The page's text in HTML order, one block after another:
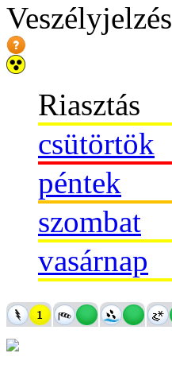
Veszélyjelzés
Riasztás
csütörtök
péntek
szombat
vasárnap